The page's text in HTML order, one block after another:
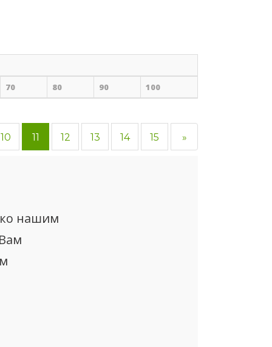
70 80 90 100
10 11 12 13 14 15 »
нашим